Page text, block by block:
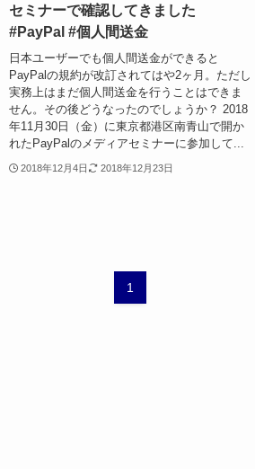
セミナーで確認してきました
#PayPal #個人間送金
日本ユーザーでも個人間送金ができると
PayPalの規約が改訂されてはや2ヶ月。ただし
実務上はまだ個人間送金を行うことはできま
せん。その後どうなったのでしょうか？ 2018
年11月30日（金）に東京都港区南青山で開か
れたPayPalのメディアセミナーに参加して...
2018年12月4日 2018年12月23日
1